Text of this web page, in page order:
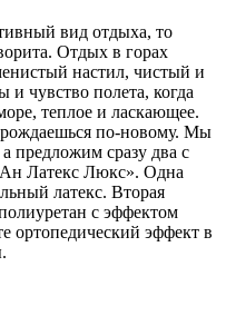
вид отдыха, то
Отдых в горах
настил, чистый и
чувство полета, когда
теплое и ласкающее.
по-новому. Мы
предложим сразу два с
Латекс Люкс». Одна
латекс. Вторая
с эффектом
ортопедический эффект в